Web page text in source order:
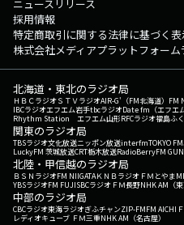
ニュースリリース
採用情報
特定商取引に関する法律に基づく
株式会社メディアプラットフォーム
北海道・東北のラジオ局
ＨＢＣラジオＳＴＶラジオAIR-G'（FM北海道） FM
IBCラジオエフエム岩手tbcラジオDate fm（エフエ
Rhythm Station エフエム山形RFCラジオ福島ふ
関東のラジオ局
TBSラジオ文化放送ニッポン放送interfmTOKYO FM
LuckyFM 茨城放送CRT栃木放送RadioBerryFM
北陸・甲信越のラジオ局
ＢＳＮラジオFM NIIGATAＫＮＢラジオ ＦＭとやま
YBSラジオFM FUJISBCラジオ ＦＭ長野NHK AM（東
中部のラジオ局
CBCラジオ東海ラジオぎふチャンZIP-FMFM AICHI
レディオキューブ ＦＭ三重NHK AM（名古屋）